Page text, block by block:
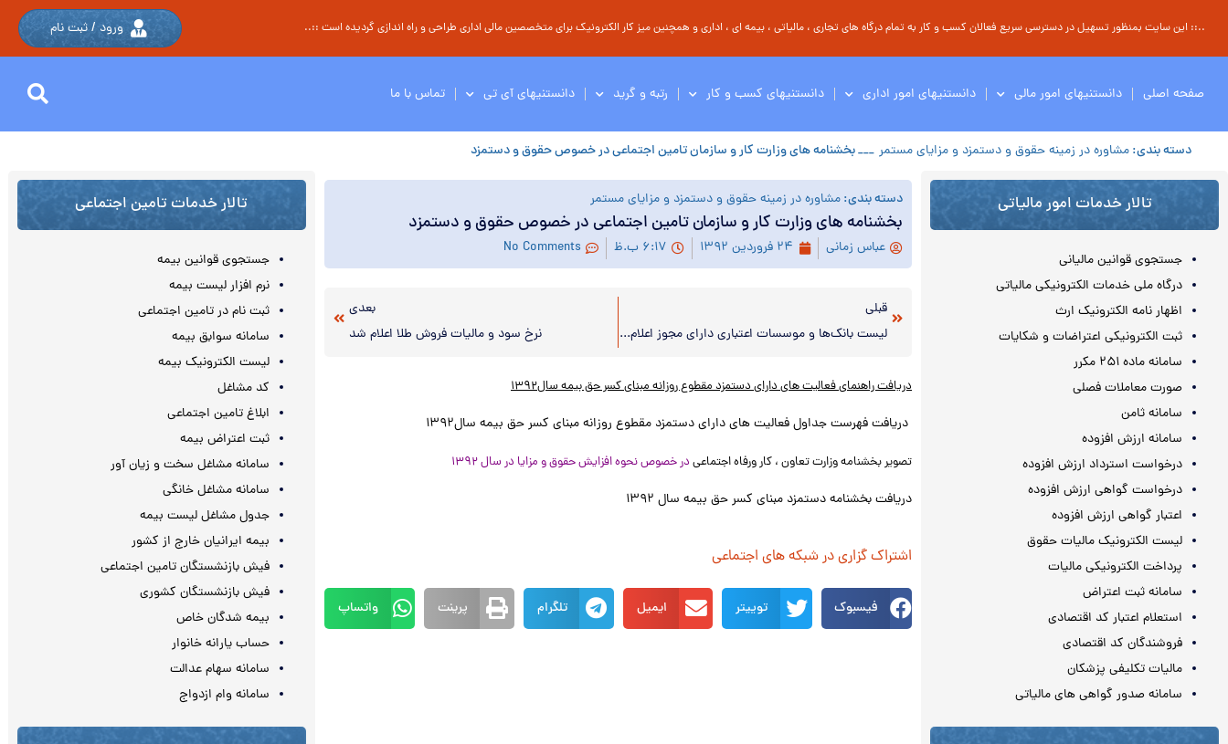
..:: این سایت بمنظور تسهیل در دسترسی سریع فعالان کسب و کار به تمام درگاه های تجاری ، مالیاتی ، بیمه ای ، اداری و همچنین میز کار الکترونیک برای متخصصین مالی اداری طراحی و راه اندازی گردیده است ::.. ورود / ثبت نام
صفحه اصلی دانستنیهای امور مالی دانستنیهای امور اداری دانستنیهای کسب و کار رتبه و گرید دانستنیهای آی تی تماس با ما
دسته بندی:مشاوره در زمینه حقوق و دستمزد و مزایای مستمر ___ بخشنامه های وزارت کار و سازمان تامین اجتماعی در خصوص حقوق و دستمزد
تالار خدمات امور مالیاتی
جستجوی قوانین مالیانی
درگاه ملی خدمات الکترونیکی مالیاتی
اظهار نامه الکترونیک ارث
ثبت الکترونیکی اعتراضات و شکایات
سامانه ماده ۲۵۱ مکرر
صورت معاملات فصلی
سامانه ثامن
سامانه ارزش افزوده
درخواست استرداد ارزش افزوده
درخواست گواهی ارزش افزوده
اعتبار گواهی ارزش افزوده
لیست الکترونیک مالیات حقوق
پرداخت الکترونیکی مالیات
سامانه ثبت اعتراض
استعلام اعتبار کد اقتصادی
فروشندگان کد اقتصادی
مالیات تکلیفی پزشکان
سامانه صدور گواهی های مالیاتی
دسته بندی:مشاوره در زمینه حقوق و دستمزد و مزایای مستمر
بخشنامه های وزارت کار و سازمان تامین اجتماعی در خصوص حقوق و دستمزد
عباس زمانی ۲۴ فروردین ۱۳۹۲ ۶:۱۷ ب.ظ No Comments
قبلی
لیست بانک‌ها و موسسات اعتباری دارای مجوز اعلام شد
بعدی
نرخ سود و مالیات فروش طلا اعلام شد
دریافت راهنمای فعالیت های دارای دستمزد مقطوع روزانه مبنای کسر حق بیمه سال۱۳۹۲
دریافت فهرست جداول فعالیت های دارای دستمزد مقطوع روزانه مبنای کسر حق بیمه سال۱۳۹۲
تصویر بخشنامه وزارت تعاون ، کار ورفاه اجتماعی در خصوص نحوه افزایش حقوق و مزایا در سال ۱۳۹۲
دریافت بخشنامه دستمزد مبنای کسر حق بیمه سال ۱۳۹۲
اشتراک گزاری در شبکه های اجتماعی
فیسبوک توییتر ایمیل تلگرام پرینت واتساپ
تالار خدمات تامین اجتماعی
جستجوی قوانین بیمه
نرم افزار لیست بیمه
ثبت نام در تامین اجتماعی
سامانه سوابق بیمه
لیست الکترونیک بیمه
کد مشاغل
ابلاغ تامین اجتماعی
ثبت اعتراض بیمه
سامانه مشاغل سخت و زیان آور
سامانه مشاغل خانگی
جدول مشاغل لیست بیمه
بیمه ایرانیان خارج از کشور
فیش بازنشستگان تامین اجتماعی
فیش بازنشستگان کشوری
بیمه شدگان خاص
حساب یارانه خانوار
سامانه سهام عدالت
سامانه وام ازدواج